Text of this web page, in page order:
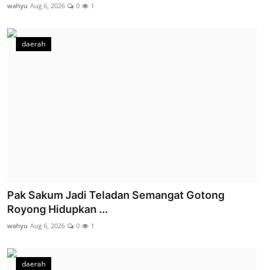
wahyu Aug 6, 2026 0 1
daerah
Pak Sakum Jadi Teladan Semangat Gotong
Royong Hidupkan ...
wahyu Aug 6, 2026 0 1
daerah